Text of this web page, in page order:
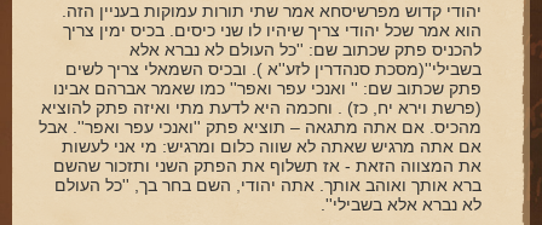
יהודי קדוש מפרשיסחא אמר שתי תורות עמוקות בעניין הזה.
הוא אמר שכל יהודי צריך שיהיו לו שני כיסים. בכיס ימין צריך
להכניס פתק שכתוב שם: ''כל העולם לא נברא אלא
בשבילי''(מסכת סנהדרין לזע''א ). ובכיס השמאלי צריך לשים
פתק שכתוב שם: '' ואנכי עפר ואפר'' כמו שאמר אברהם אבינו
(פרשת וירא יח, כז) . וחכמה היא לדעת מתי ואיזה פתק להוציא
מהכיס. אם אתה מתגאה – תוציא פתק ''ואנכי עפר ואפר''. אבל
אם אתה מרגיש שאתה לא שווה כלום ומרגיש: מי אני לעשות
את המצווה הזאת - אז תשלוף את הפתק השני ותזכור שהשם
ברא אותך ואוהב אותך. אתה יהודי, השם בחר בך, ''כל העולם
לא נברא אלא בשבילי''.